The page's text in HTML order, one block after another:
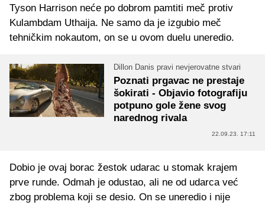
Tyson Harrison neće po dobrom pamtiti meč protiv
Kulambdam Uthaija. Ne samo da je izgubio meč
tehničkim nokautom, on se u ovom duelu uneredio.
Dillon Danis pravi nevjerovatne stvari
Poznati prgavac ne prestaje
šokirati - Objavio fotografiju
potpuno gole žene svog
narednog rivala
22.09.23. 17:11
Dobio je ovaj borac žestok udarac u stomak krajem
prve runde. Odmah je odustao, ali ne od udarca već
zbog problema koji se desio. On se uneredio i nije